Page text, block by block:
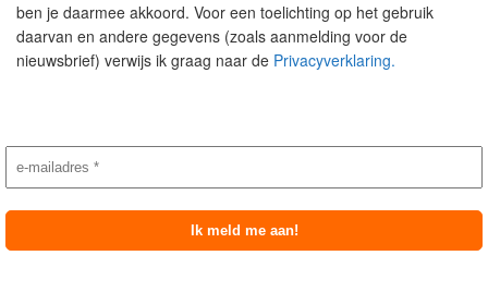
ben je daarmee akkoord. Voor een toelichting op het gebruik
daarvan en andere gegevens (zoals aanmelding voor de
nieuwsbrief) verwijs ik graag naar de Privacyverklaring.